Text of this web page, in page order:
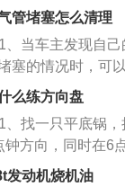
中高低端的轮胎
更好的开拓市场。
管堵塞怎么清理
、当车主发现自
塞的情况时，可
，直接将杂物给
比较严重，也可
、直接利用
排气管里面的位
器拆解开，就可
么练方向盘
、找一只平底锅，
钟方向，同时在6
个标记。
发动机烧机油